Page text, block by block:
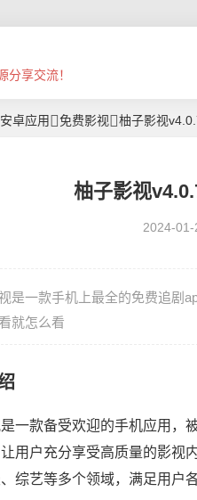
分享交流！
安卓应用 免费影视 柚子影视
柚子影视
2024-01-
是一款手机上最全的免费追剧
就怎么看
一款备受欢迎的手机应用，
用户充分享受高质量的影视
综艺等多个领域，满足用户